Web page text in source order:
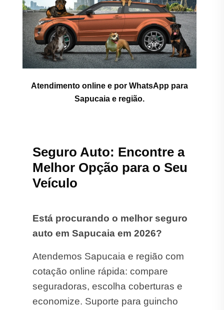
Atendimento online e por WhatsApp para
Sapucaia e região.
Seguro Auto: Encontre a
Melhor Opção para o Seu
Veículo
Está procurando o melhor seguro
auto em Sapucaia em 2026?
Atendemos Sapucaia e região com
cotação online rápida: compare
seguradoras, escolha coberturas e
economize. Suporte para guincho